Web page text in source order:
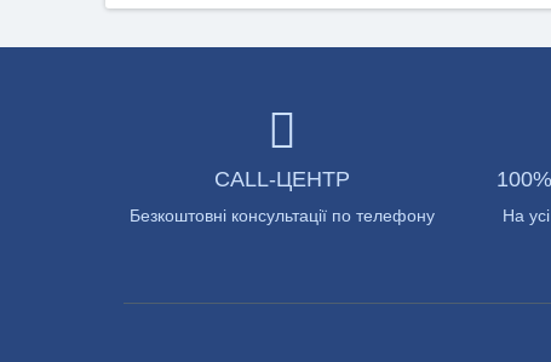
CALL-ЦЕНТР
Безкоштовні консультації по телефону На